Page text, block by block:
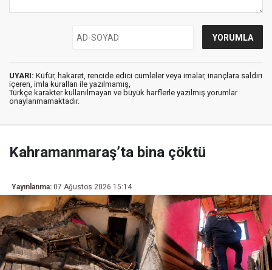
UYARI: Küfür, hakaret, rencide edici cümleler veya imalar, inançlara saldırı
içeren, imla kuralları ile yazılmamış,
Türkçe karakter kullanılmayan ve büyük harflerle yazılmış yorumlar
onaylanmamaktadır.
Kahramanmaraş’ta bina çöktü
Yayınlanma: 07 Ağustos 2026 15:14